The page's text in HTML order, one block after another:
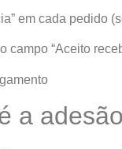
em cada pedido
“Aceito
a